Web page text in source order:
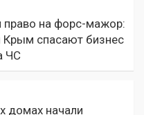
на форс-мажор:
Крым спасают бизнес
ЧС
домах начали